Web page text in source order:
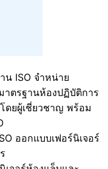
น ISO จำหน่าย
าตรฐานห้องปฏิบัติการ
ดยผู้เชี่ยวชาญ พร้อม
ออกแบบเฟอร์นิเจอร์